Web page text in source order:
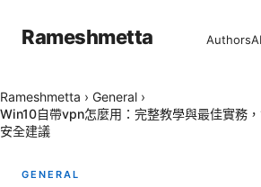
Rameshmetta Authors
Rameshmetta › General ›
Win10自帶vpn怎麼用：完整教學與最佳實務
安全建議
GENERAL